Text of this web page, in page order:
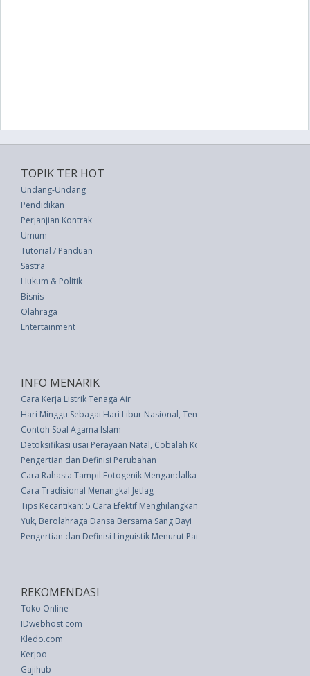
TOPIK TER HOT
Undang-Undang
Pendidikan
Perjanjian Kontrak
Umum
Tutorial / Panduan
Sastra
Hukum & Politik
Bisnis
Olahraga
Entertainment
INFO MENARIK
Cara Kerja Listrik Tenaga Air
Hari Minggu Sebagai Hari Libur Nasional, Tengok Sejarahnya
Contoh Soal Agama Islam
Detoksifikasi usai Perayaan Natal, Cobalah Konsumsi 7 Makanan Ini
Pengertian dan Definisi Perubahan
Cara Rahasia Tampil Fotogenik Mengandalkan Lidah Anda
Cara Tradisional Menangkal Jetlag
Tips Kecantikan: 5 Cara Efektif Menghilangkan Jerawat Dan Noda
Yuk, Berolahraga Dansa Bersama Sang Bayi
Pengertian dan Definisi Linguistik Menurut Para Ahli
REKOMENDASI
Toko Online
IDwebhost.com
Kledo.com
Kerjoo
Gajihub